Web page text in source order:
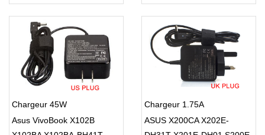
Chargeur 45W
Asus VivoBook X102B
Chargeur 1.75A
ASUS X200CA X202E-